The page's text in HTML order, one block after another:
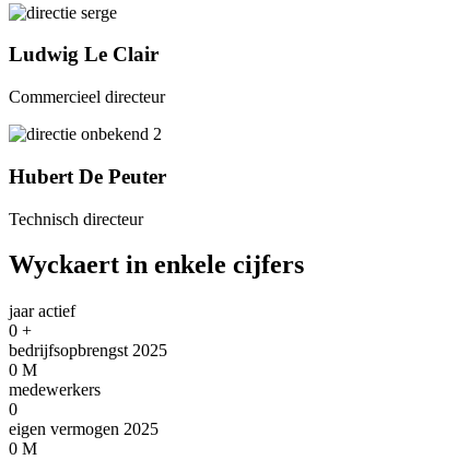
Ludwig Le Clair
Commercieel directeur
Hubert De Peuter
Technisch directeur
Wyckaert in enkele cijfers
jaar actief
0 +
bedrijfsopbrengst 2025
0 M
medewerkers
0
eigen vermogen 2025
0 M